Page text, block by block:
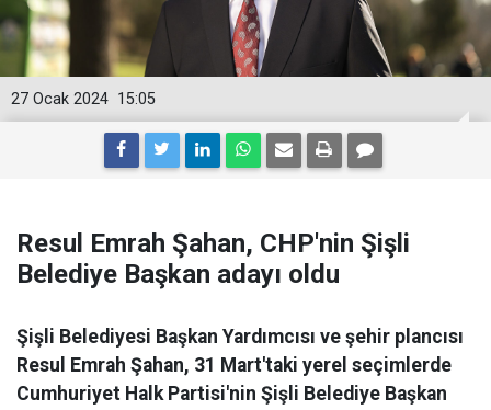
15:05
27 Ocak 2024
Resul Emrah Şahan, CHP'nin Şişli
Belediye Başkan adayı oldu
Şişli Belediyesi Başkan Yardımcısı ve şehir plancısı
Resul Emrah Şahan, 31 Mart'taki yerel seçimlerde
Cumhuriyet Halk Partisi'nin Şişli Belediye Başkan